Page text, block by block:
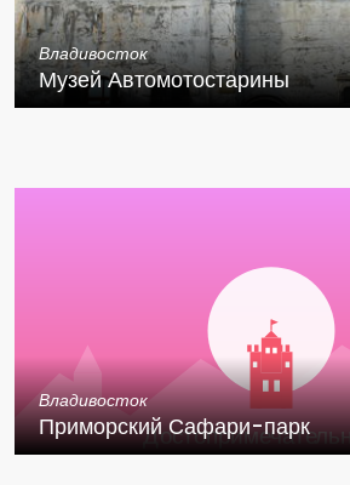
Владивосток
Музей Автомотостарины
Владивосток
Приморский Сафари-парк